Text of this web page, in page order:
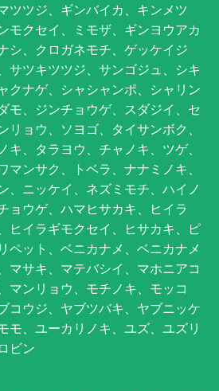
ツツジ、ギンバイカ、キンメツ
モクセイ、ミモザ、ギンヨウアカ
シ、クロガネモチ、ゲッケイジ
サツキツツジ、サンゴジュ、シキ
クナゲ、シャシャンポ、シャリン
モ、ジンチョウゲ、スダジイ、セ
リョウ、ソヨゴ、タイサンボク、
キ、タラヨウ、チャノキ、ツゲ、
マンサク、トベラ、ナナミノキ、
、ニッケイ、ネズミモチ、ハイノ
ョウゲ、ハマヒサカキ、ヒイラ
ヒイラギモクセイ、ヒサカキ、ピ
ペット、ベニカナメ、ベニカナメ
マサキ、マテバシイ、マホニアコ
マンリョウ、モチノキ、モッコ
コウジ、ヤブツバキ、ヤブニッケ
モ、ユーカリノキ、ユズ、ユズリ
ビン